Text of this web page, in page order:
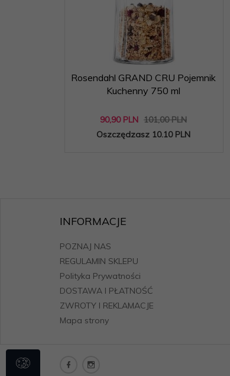
Rosendahl GRAND CRU Pojemnik
Kuchenny 750 ml
90,90 PLN 101,00 PLN
Oszczędzasz 10.10 PLN
INFORMACJE
POZNAJ NAS
REGULAMIN SKLEPU
Polityka Prywatności
DOSTAWA I PŁATNOŚĆ
ZWROTY I REKLAMACJE
Mapa strony